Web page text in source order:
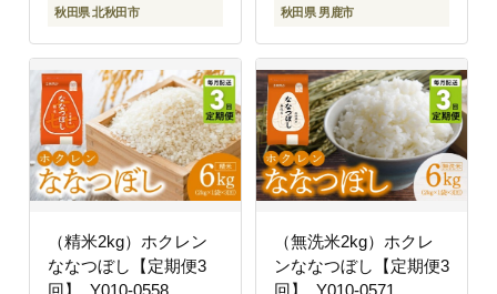
たこまち 米どころ 東北
てもおいしい おにぎり
おむすび お弁当 白米]
秋田県 北秋田市 秋田県 男鹿市
（精米2kg）ホクレン
ななつぼし【定期便3
（無洗米2kg）ホクレ
ンななつぼし【定期便3